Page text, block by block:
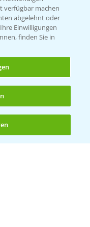
verfügbar machen
abgelehnt oder
Einwilligungen
finden Sie in